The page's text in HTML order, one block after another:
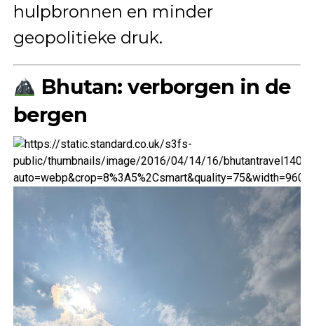
hulpbronnen en minder
geopolitieke druk.
Bhutan: verborgen in de
bergen